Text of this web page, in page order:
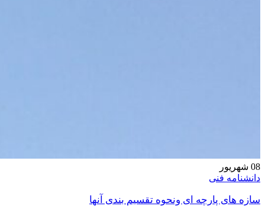
08 شهریور
دانشنامه فنی
سازه های پارچه ای ونحوه تقسیم بندی آنها